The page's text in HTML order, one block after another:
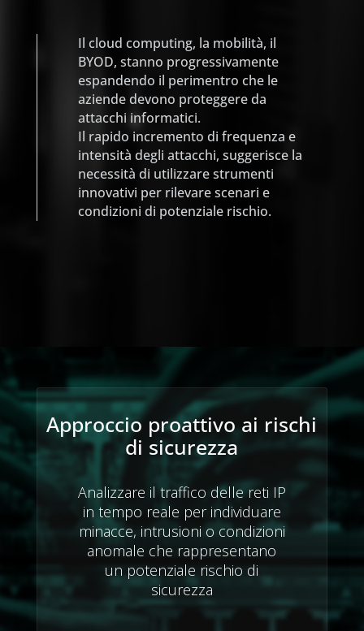
Il cloud computing, la mobilità, il
BYOD, stanno progressivamente
espandendo il perimentro che le
aziende devono proteggere da
attacchi informatici.
Il rapido incremento di frequenza e
intensità degli attacchi, suggerisce la
necessità di utilizzare strumenti
innovativi per rilevare scenari e
condizioni di potenziale rischio.
Approccio proattivo ai rischi
di sicurezza
Analizzare il traffico delle reti IP
in tempo reale per individuare
minacce, intrusioni o condizioni
anomale che rappresentano
un potenziale rischio di
sicurezza